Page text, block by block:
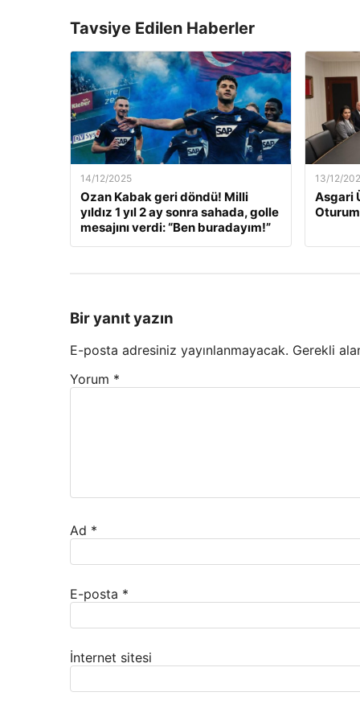
Tavsiye Edilen Haberler
14/12/2025
Ozan Kabak geri döndü! Milli
yıldız 1 yıl 2 ay sonra sahada, golle
mesajını verdi: “Ben buradayım!”
13/12/
Asgari
Bir yanıt yazın
E-posta adresiniz yayınlanmayacak. Gerekli
Yorum *
Ad *
E-posta *
İnternet sitesi